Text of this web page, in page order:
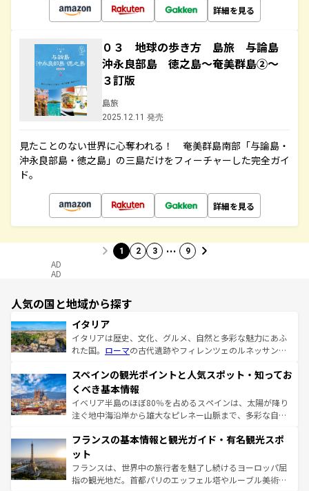
詳細を見る
０３ 地球の歩き方 島旅 与論島
沖永良部島 徳之島～奄美群島②～
３訂版
島旅
2025.12.11 発売
見たことのない世界に心奪われる！ 奄美群島南部「与論島・
沖永良部島・徳之島」の三島だけをフィーチャーした完全ガイ
ド。
詳細を見る
1 2 3 … 9
AD
AD
人気の国と地域から探す
イタリア
イタリアは歴史、文化、グルメ、自然と多彩な魅力にあふ
れた国。 ローマの古代遺跡やフィレンツェのルネッサンス
ろん、トスカーナの美しい田園風景やアマルフィ海岸の絶
景など、自然景観も見逃せない。観光の合間には、本場の
ピザやパスタなど、絶品のイタリア料理を堪能することも
できる。朝目覚めてから夜眠るまで、すべての瞬間を楽し
なお、新着のイタリア情報はコンテンツ一覧を参照してほ
しい。
スペインの観光ポイントと人気スポット・知ってお
くべき基本情報
イベリア半島のほぼ80％を占めるスペインは、太陽が降り
注ぐ地中海沿岸から雄大なピレネー山脈まで、多彩な自然
文化が根付くこの国では、情熱的なフラメンコ、熱気あふ
れる闘牛、そして美味しいタパスが生活の一部となってい
る。首都マドリードの洗練された雰囲気や、バルセロナの
アートに溢れた街角から、地方では古代ローマ遺跡や中世
フランスの基本情報と観光ガイド・有名観光スポ
ット
フランスは、世界中の旅行者を魅了し続けるヨーロッパ屈
指の観光地だ。首都パリのエッフェル塔やルーブル美術館